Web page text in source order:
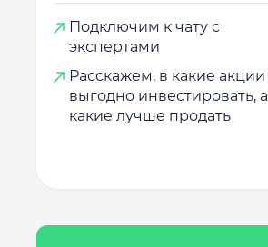
Подключим к чату с
экспертами
Расскажем, в какие акции
выгодно инвестировать, а
какие лучше продать